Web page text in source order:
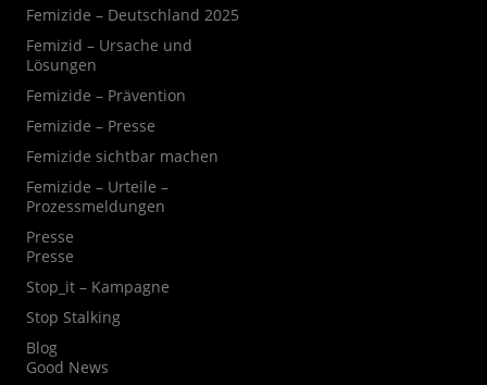
Femizide – Deutschland 2025
Femizid – Ursache und
Lösungen
Femizide – Prävention
Femizide – Presse
Femizide sichtbar machen
Femizide – Urteile –
Prozessmeldungen
Presse
Presse
Stop_it – Kampagne
Stop Stalking
Blog
Good News